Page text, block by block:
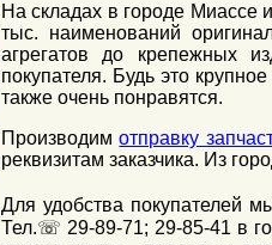
На складах в городе Миассе
тыс. наименований
агрегатов до крепежных
покупателя. Будь это
также очень понравятся.
Производимотправку
реквизитам заказчика. Из
Для удобства покупателей
Тел.☏ 29-89-71; 29-85-41 в